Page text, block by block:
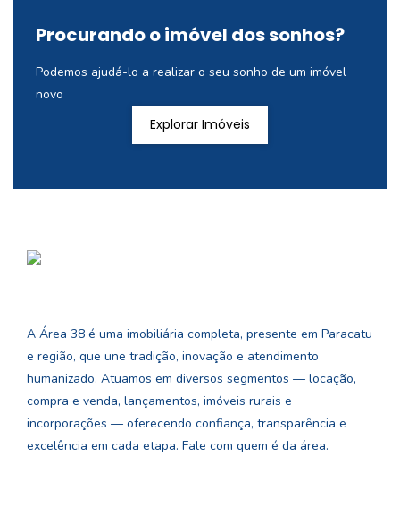
Procurando o imóvel dos sonhos?
Podemos ajudá-lo a realizar o seu sonho de um imóvel
novo
Explorar Imóveis
A Área 38 é uma imobiliária completa, presente em Paracatu
e região, que une tradição, inovação e atendimento
humanizado. Atuamos em diversos segmentos — locação,
compra e venda, lançamentos, imóveis rurais e
incorporações — oferecendo confiança, transparência e
excelência em cada etapa. Fale com quem é da área.